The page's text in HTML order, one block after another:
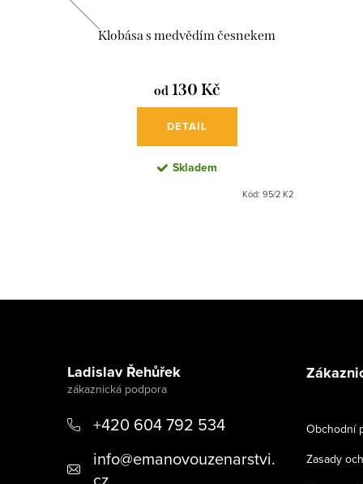
Klobása s medvědím česnekem
od130 Kč
DETAIL
Skladem
Kód: 95/2 K2
Ladislav Řehůřek
+420 604 792 534
info@emanovouzenarstvi.
Obchodní
Zasady